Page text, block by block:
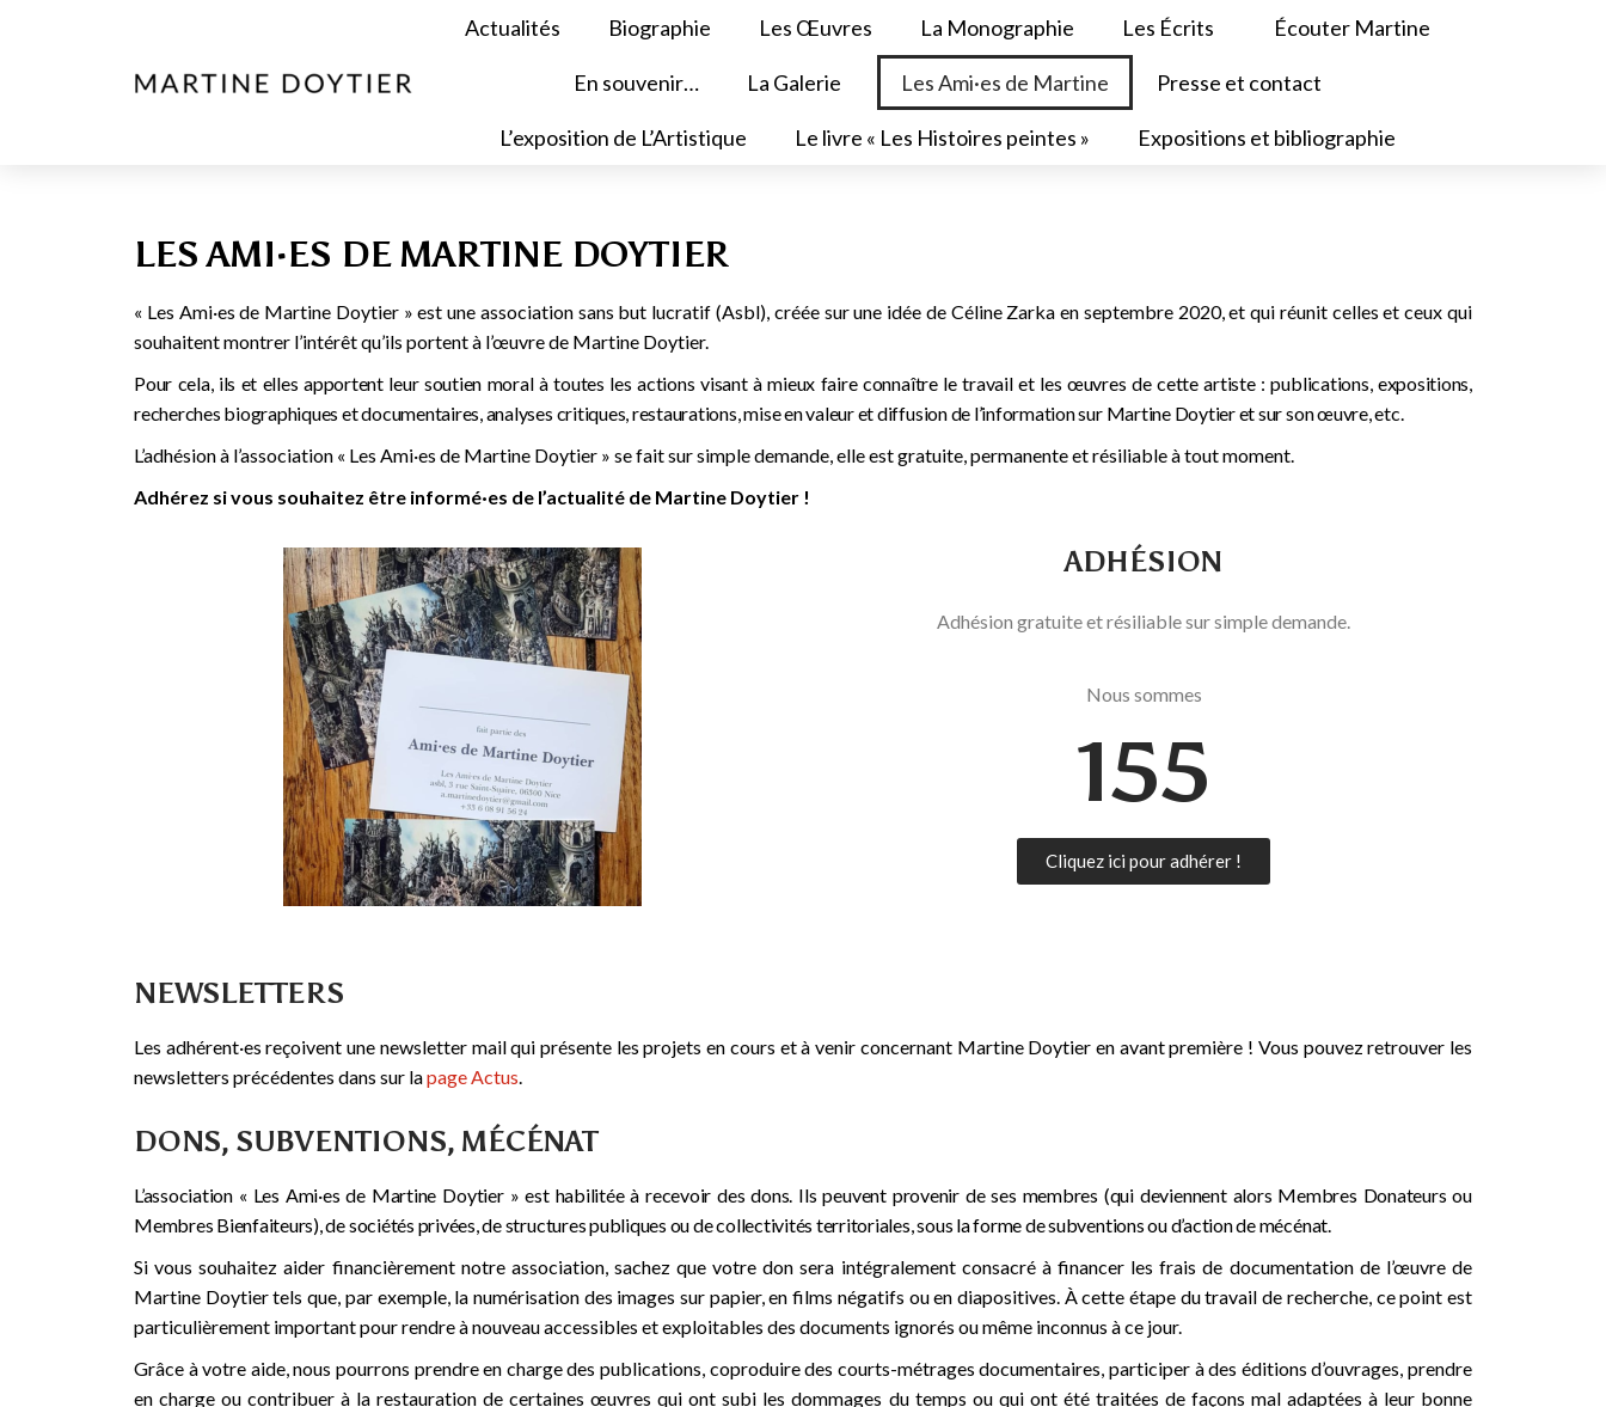
Actualités Biographie Les Œuvres La Monographie Les Écrits Écouter Martine
En souvenir… La Galerie Les Ami·es de Martine Presse et contact
L’exposition de L’Artistique Le livre « Les Histoires peintes » Expositions et bibliographie
LES AMI·ES DE MARTINE DOYTIER
« Les Ami·es de Martine Doytier » est une association sans but lucratif (Asbl), créée sur une idée de Céline Zarka en septembre 2020, et qui réunit celles et ceux qui
souhaitent montrer l’intérêt qu’ils portent à l’œuvre de Martine Doytier.
Pour cela, ils et elles apportent leur soutien moral à toutes les actions visant à mieux faire connaître le travail et les œuvres de cette artiste : publications, expositions,
recherches biographiques et documentaires, analyses critiques, restaurations, mise en valeur et diffusion de l’information sur Martine Doytier et sur son œuvre, etc.
L’adhésion à l’association « Les Ami·es de Martine Doytier » se fait sur simple demande, elle est gratuite, permanente et résiliable à tout moment.
Adhérez si vous souhaitez être informé·es de l’actualité de Martine Doytier !
ADHÉSION
Adhésion gratuite et résiliable sur simple demande.
Nous sommes
155
Cliquez ici pour adhérer !
NEWSLETTERS
Les adhérent·es reçoivent une newsletter mail qui présente les projets en cours et à venir concernant Martine Doytier en avant première ! Vous pouvez retrouver les
newsletters précédentes dans sur lapage Actus.
DONS, SUBVENTIONS, MÉCÉNAT
L’association « Les Ami·es de Martine Doytier » est habilitée à recevoir des dons. Ils peuvent provenir de ses membres (qui deviennent alors Membres Donateurs ou
Membres Bienfaiteurs), de sociétés privées, de structures publiques ou de collectivités territoriales, sous la forme de subventions ou d’action de mécénat.
Si vous souhaitez aider financièrement notre association, sachez que votre don sera intégralement consacré à financer les frais de documentation de l’œuvre de
Martine Doytier tels que, par exemple, la numérisation des images sur papier, en films négatifs ou en diapositives. À cette étape du travail de recherche, ce point est
particulièrement important pour rendre à nouveau accessibles et exploitables des documents ignorés ou même inconnus à ce jour.
Grâce à votre aide, nous pourrons prendre en charge des publications, coproduire des courts-métrages documentaires, participer à des éditions d’ouvrages, prendre
en charge ou contribuer à la restauration de certaines œuvres qui ont subi les dommages du temps ou qui ont été traitées de façons mal adaptées à leur bonne